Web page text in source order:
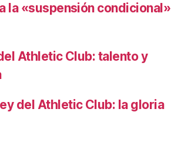
la «suspensión condicional»
Athletic Club: talento y
del Athletic Club: la gloria